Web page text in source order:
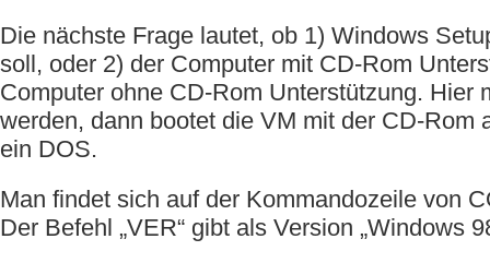
Die nächste Frage lautet, ob 1) Windows
soll, oder 2) der Computer mit CD-Rom
Computer ohne CD-Rom Unterstützung. Hier
werden, dann bootet die VM mit der CD-Rom
ein DOS.
Man findet sich auf der Kommandozeile von
Der Befehl „VER“ gibt als Version „Windows